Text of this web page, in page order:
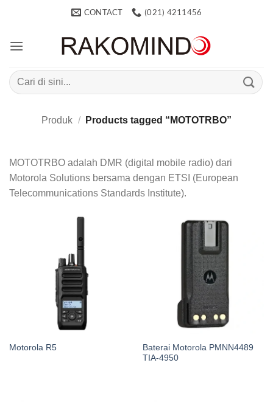
CONTACT (021) 4211456
Search
for:
Produk / Products tagged “MOTOTRBO”
MOTOTRBO adalah DMR (digital mobile radio) dari
Motorola Solutions bersama dengan ETSI (European
Telecommunications Standards Institute).
Motorola R5
Baterai Motorola PMNN4489
TIA-4950